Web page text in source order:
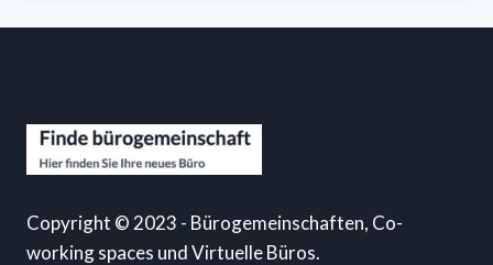
Copyright © 2023 - Bürogemeinschaften, Co-
working spaces und Virtuelle Büros.